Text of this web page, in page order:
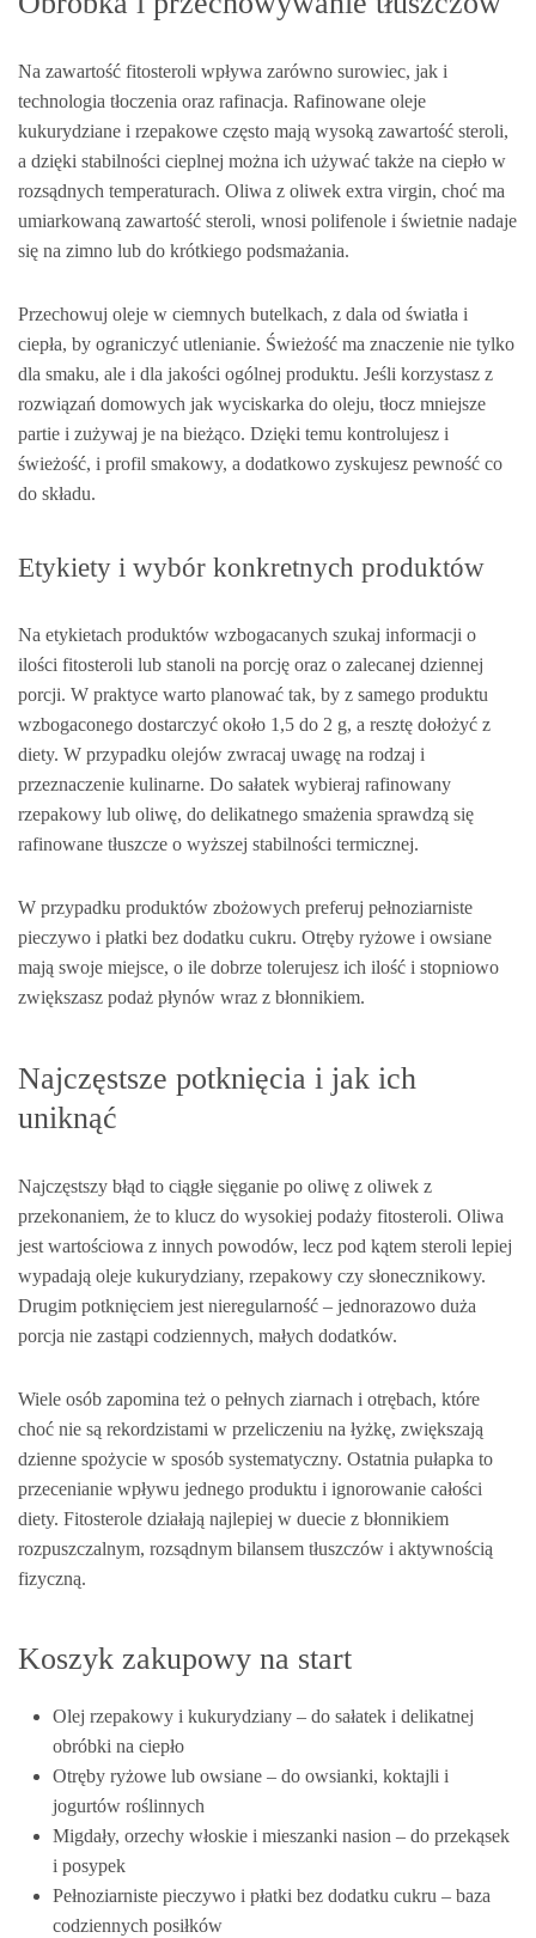
Na zawartość fitosteroli wpływa zarówno surowiec, jak i
technologia tłoczenia oraz rafinacja. Rafinowane oleje
kukurydziane i rzepakowe często mają wysoką zawartość steroli,
a dzięki stabilności cieplnej można ich używać także na ciepło w
rozsądnych temperaturach. Oliwa z oliwek extra virgin, choć ma
umiarkowaną zawartość steroli, wnosi polifenole i świetnie nadaje
się na zimno lub do krótkiego podsmażania.
Przechowuj oleje w ciemnych butelkach, z dala od światła i
ciepła, by ograniczyć utlenianie. Świeżość ma znaczenie nie tylko
dla smaku, ale i dla jakości ogólnej produktu. Jeśli korzystasz z
rozwiązań domowych jak wyciskarka do oleju, tłocz mniejsze
partie i zużywaj je na bieżąco. Dzięki temu kontrolujesz i
świeżość, i profil smakowy, a dodatkowo zyskujesz pewność co
do składu.
Etykiety i wybór konkretnych produktów
Na etykietach produktów wzbogacanych szukaj informacji o
ilości fitosteroli lub stanoli na porcję oraz o zalecanej dziennej
porcji. W praktyce warto planować tak, by z samego produktu
wzbogaconego dostarczyć około 1,5 do 2 g, a resztę dołożyć z
diety. W przypadku olejów zwracaj uwagę na rodzaj i
przeznaczenie kulinarne. Do sałatek wybieraj rafinowany
rzepakowy lub oliwę, do delikatnego smażenia sprawdzą się
rafinowane tłuszcze o wyższej stabilności termicznej.
W przypadku produktów zbożowych preferuj pełnoziarniste
pieczywo i płatki bez dodatku cukru. Otręby ryżowe i owsiane
mają swoje miejsce, o ile dobrze tolerujesz ich ilość i stopniowo
zwiększasz podaż płynów wraz z błonnikiem.
Najczęstsze potknięcia i jak ich
uniknąć
Najczęstszy błąd to ciągłe sięganie po oliwę z oliwek z
przekonaniem, że to klucz do wysokiej podaży fitosteroli. Oliwa
jest wartościowa z innych powodów, lecz pod kątem steroli lepiej
wypadają oleje kukurydziany, rzepakowy czy słonecznikowy.
Drugim potknięciem jest nieregularność – jednorazowo duża
porcja nie zastąpi codziennych, małych dodatków.
Wiele osób zapomina też o pełnych ziarnach i otrębach, które
choć nie są rekordzistami w przeliczeniu na łyżkę, zwiększają
dzienne spożycie w sposób systematyczny. Ostatnia pułapka to
przecenianie wpływu jednego produktu i ignorowanie całości
diety. Fitosterole działają najlepiej w duecie z błonnikiem
rozpuszczalnym, rozsądnym bilansem tłuszczów i aktywnością
fizyczną.
Koszyk zakupowy na start
Olej rzepakowy i kukurydziany – do sałatek i delikatnej
obróbki na ciepło
Otręby ryżowe lub owsiane – do owsianki, koktajli i
jogurtów roślinnych
Migdały, orzechy włoskie i mieszanki nasion – do przekąsek
i posypek
Pełnoziarniste pieczywo i płatki bez dodatku cukru – baza
codziennych posiłków